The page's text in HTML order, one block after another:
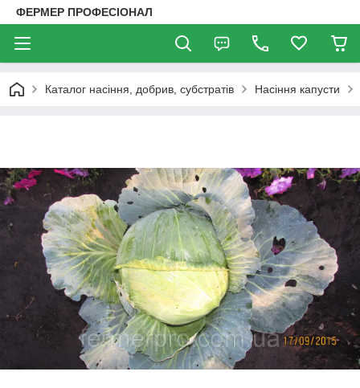
ФЕРМЕР ПРОФЕСІОНАЛ
Каталог насіння, добрив, субстратів Насіння капусти